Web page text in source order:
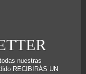
nuestras
RECIBIRÁS UN